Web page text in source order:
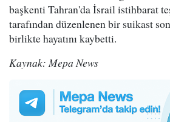
başkenti Tahran'da İsrail istihbarat
tarafından düzenlenen bir suikast
birlikte hayatını kaybetti.
Kaynak: Mepa News